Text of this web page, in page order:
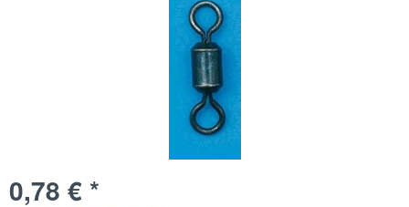
0,78 € *